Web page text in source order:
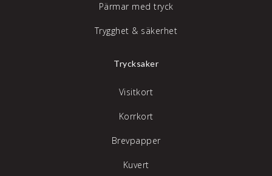
Pärmar med tryck
Trygghet & säkerhet
Trycksaker
Visitkort
Korrkort
Brevpapper
Kuvert